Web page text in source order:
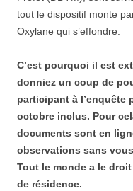
tout le dispositif monte
Oxylane qui s’effondre.
C’est pourquoi il est
donniez un coup de
participant à l’enquête
octobre inclus. Pour
documents sont en
observations sans
Tout le monde a le
de résidence.